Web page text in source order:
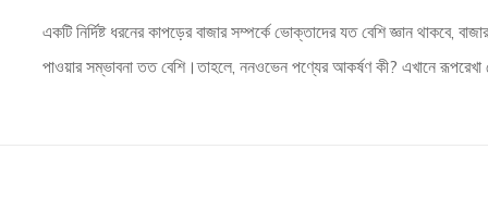
একটি নির্দিষ্ট ধরনের কাপড়ের বাজার সম্পর্কে ভোক্তাদের যত বেশি জ্ঞান থাকবে, বাজার
পাওয়ার সম্ভাবনা তত বেশি।তাহলে, ননওভেন পণ্যের আকর্ষণ কী? এখানে